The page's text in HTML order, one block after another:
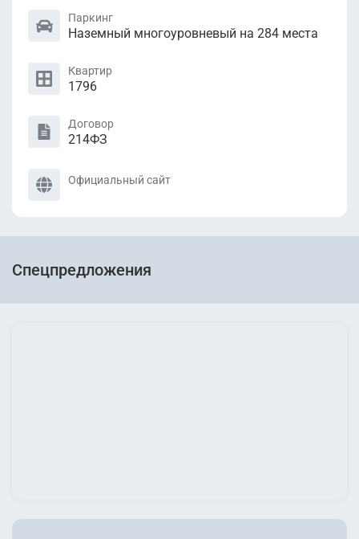
Паркинг
Наземный многоуровневый на 284 места
Квартир
1796
Договор
214ФЗ
Официальный сайт
Спецпредложения